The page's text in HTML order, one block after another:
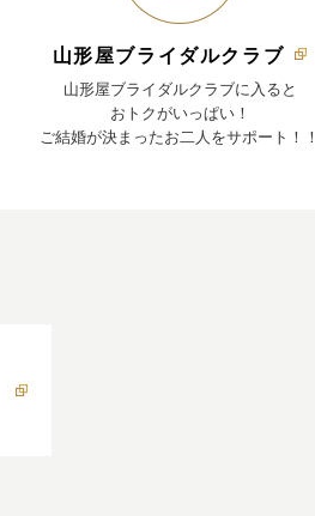
山形屋ブライダルクラブ
山形屋ブライダルクラブに入ると
おトクがいっぱい！
ご結婚が決まったお二人をサポート！！